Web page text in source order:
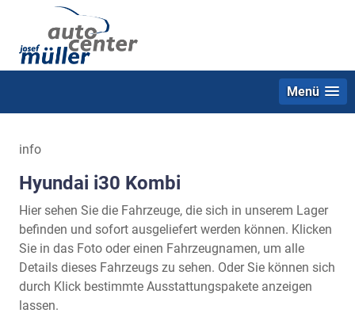
Menü
info
Hyundai i30 Kombi
Hier sehen Sie die Fahrzeuge, die sich in unserem Lager
befinden und sofort ausgeliefert werden können. Klicken
Sie in das Foto oder einen Fahrzeugnamen, um alle
Details dieses Fahrzeugs zu sehen. Oder Sie können sich
durch Klick bestimmte Ausstattungspakete anzeigen
lassen.